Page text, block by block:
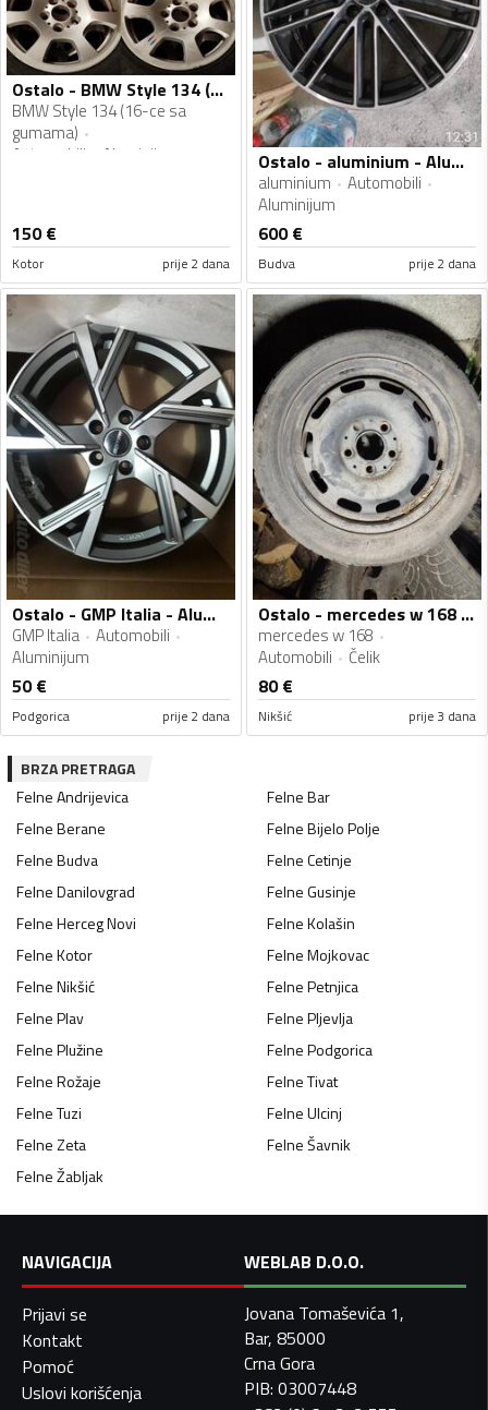
Ostalo - BMW Style 134 (16-ce sa gumama) - Aluminijum felne
BMW Style 134 (16-ce sa
gumama)
Automobili
Aluminijum
150€
Kotor prije 2 dana
Ostalo - aluminium - Aluminijum felne
aluminium
Automobili
Aluminijum
600€
Budva prije 2 dana
Ostalo - GMP Italia - Aluminijum felne
GMP Italia
Automobili
Aluminijum
50€
Podgorica prije 2 dana
Ostalo - mercedes w 168 - Čelik felne
mercedes w 168
Automobili
Čelik
80€
Nikšić prije 3 dana
BRZA PRETRAGA
FelneAndrijevica FelneBar
FelneBerane FelneBijelo Polje
FelneBudva FelneCetinje
FelneDanilovgrad FelneGusinje
FelneHerceg Novi FelneKolašin
FelneKotor FelneMojkovac
FelneNikšić FelnePetnjica
FelnePlav FelnePljevlja
FelnePlužine FelnePodgorica
FelneRožaje FelneTivat
FelneTuzi FelneUlcinj
FelneZeta FelneŠavnik
FelneŽabljak
NAVIGACIJA
Prijavi se
Kontakt
Pomoć
Uslovi korišćenja
WEBLAB D.O.O.
Jovana Tomaševića 1,
Bar, 85000
Crna Gora
PIB: 03007448